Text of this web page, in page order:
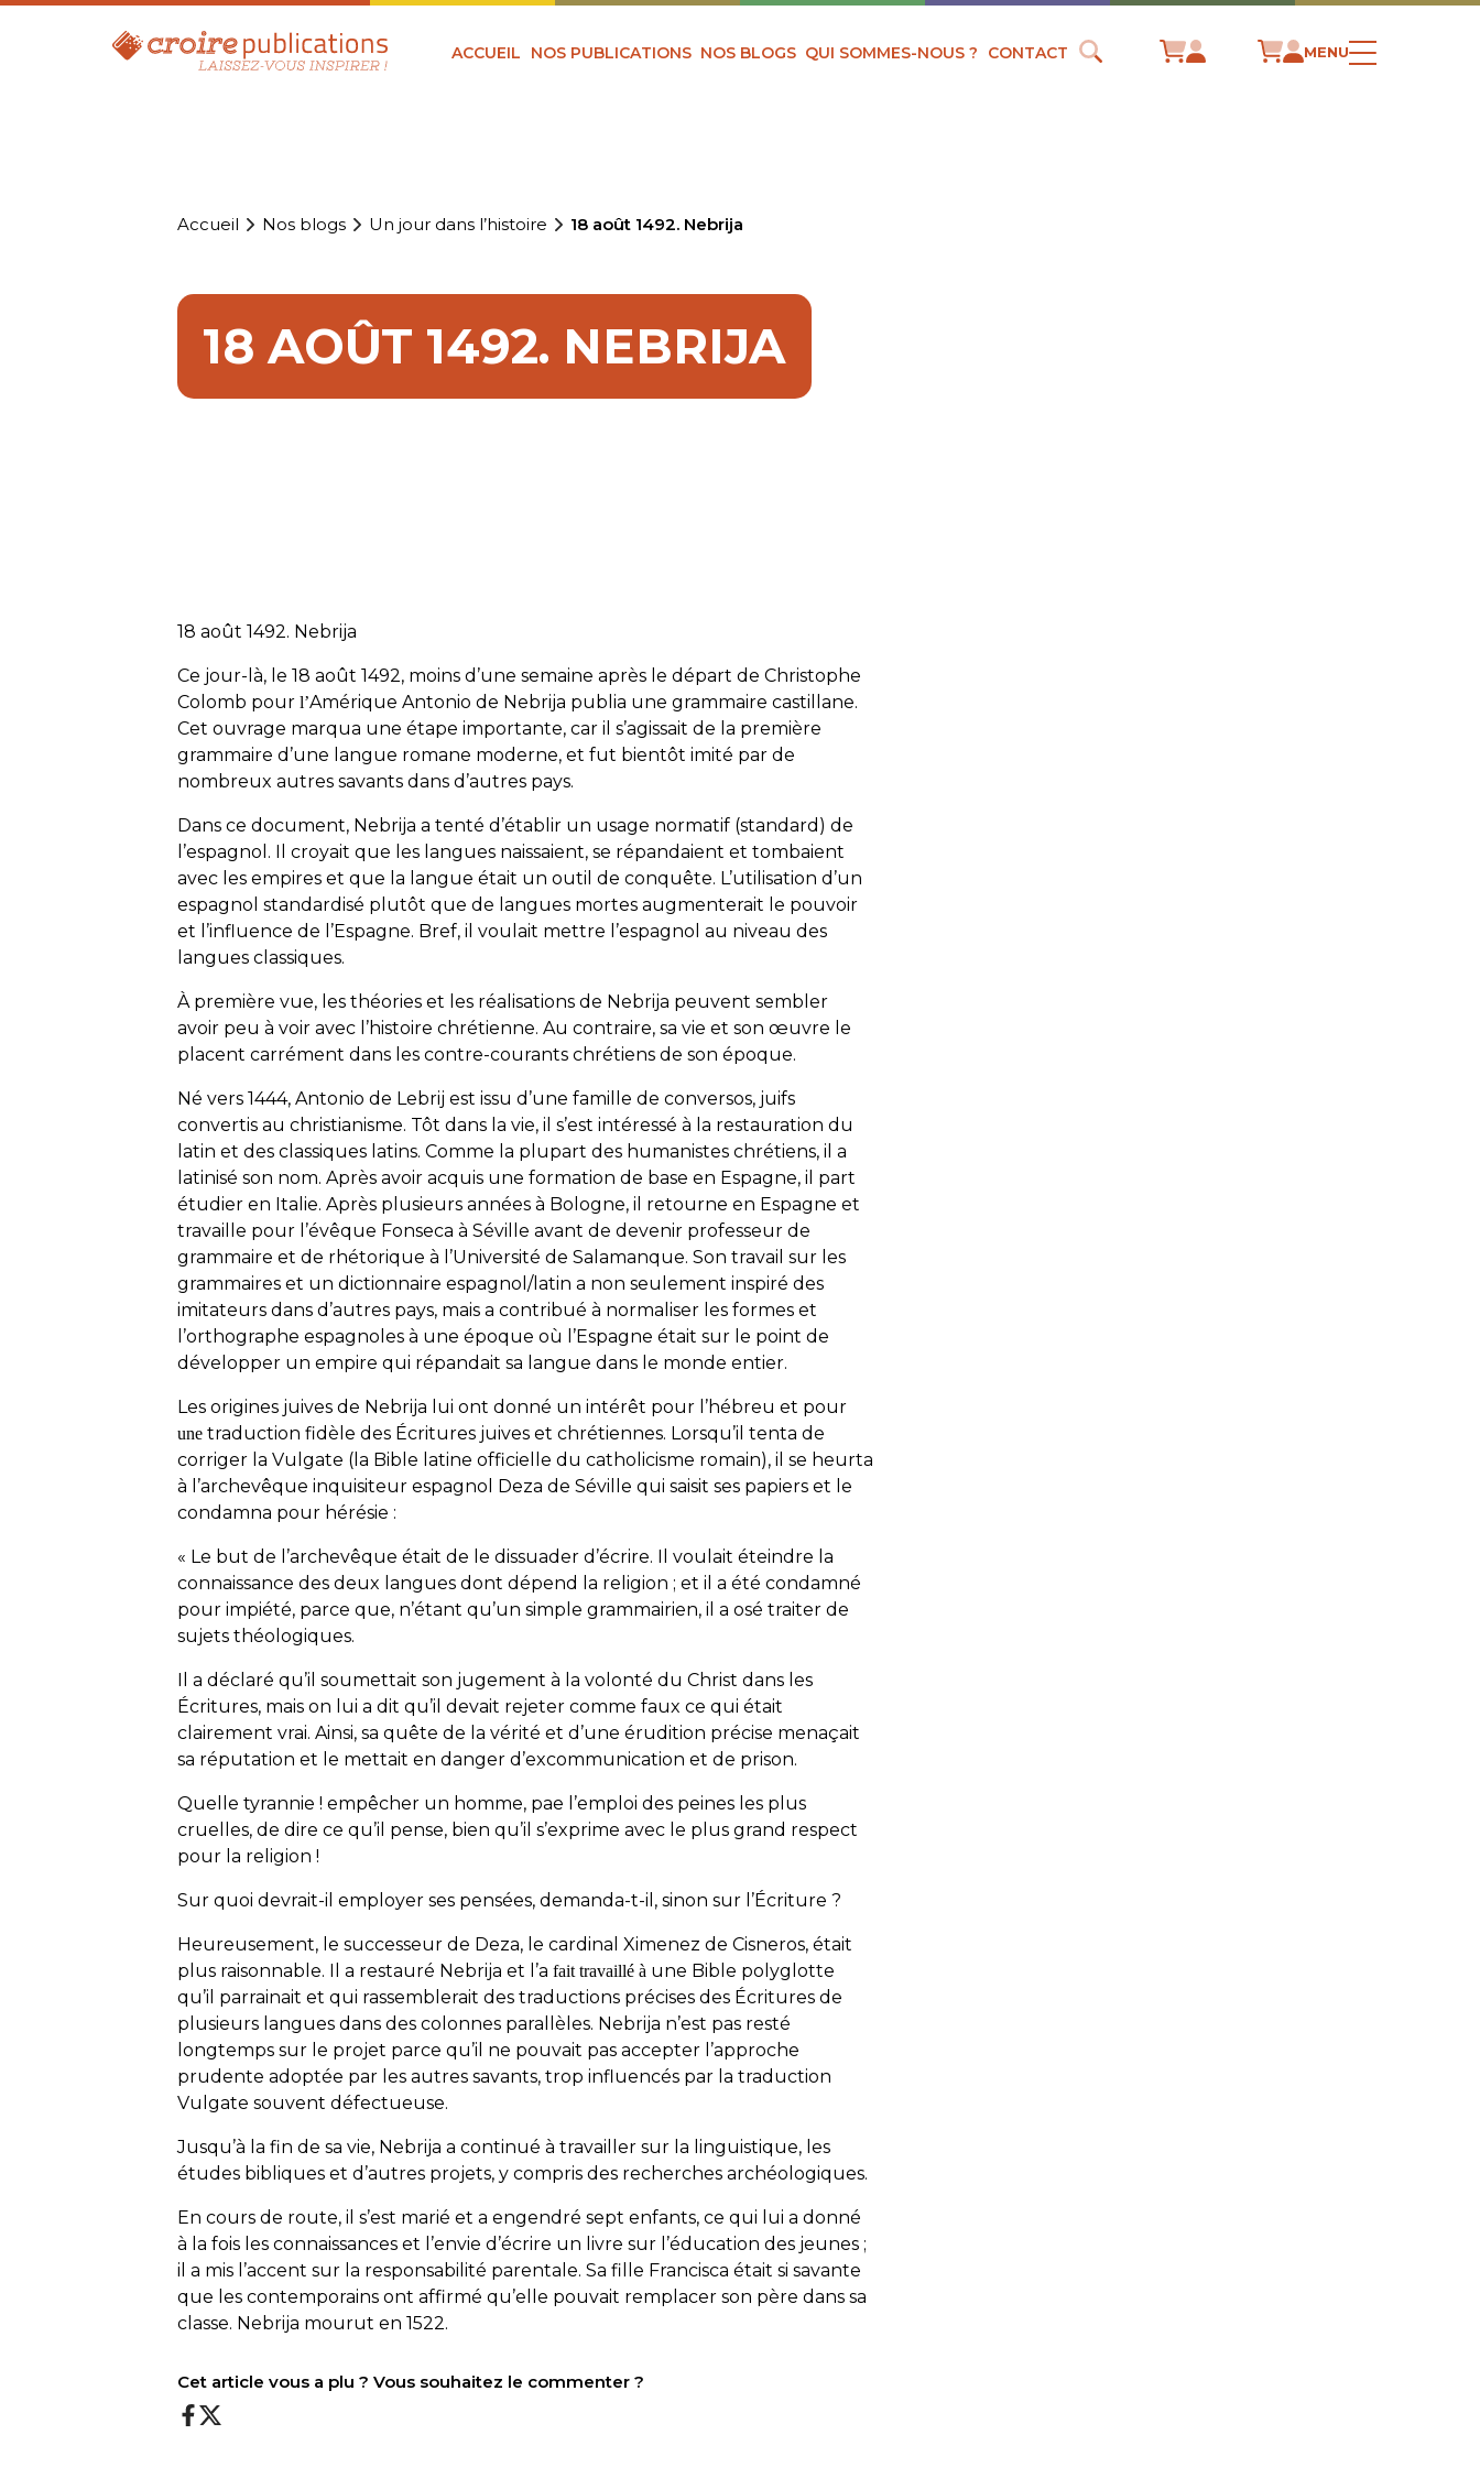
ACCUEIL NOS PUBLICATIONS NOS BLOGS QUI SOMMES-NOUS ? CONTACT MENU
Accueil Nos blogs Un jour dans l’histoire 18 août 1492. Nebrija
18 AOÛT 1492. NEBRIJA
18 août 1492. Nebrija
Ce jour-là, le 18 août 1492, moins d’une semaine après le départ de Christophe
Colomb pourl’Amérique Antonio de Nebrija publia une grammaire castillane.
Cet ouvrage marqua une étape importante, car il s’agissait de la première
grammaire d’une langue romane moderne, et fut bientôt imité par de
nombreux autres savants dans d’autres pays.
Dans ce document, Nebrija a tenté d’établir un usage normatif (standard) de
l’espagnol. Il croyait que les langues naissaient, se répandaient et tombaient
avec les empires et que la langue était un outil de conquête. L’utilisation d’un
espagnol standardisé plutôt que de langues mortes augmenterait le pouvoir
et l’influence de l’Espagne. Bref, il voulait mettre l’espagnol au niveau des
langues classiques.
À première vue, les théories et les réalisations de Nebrija peuvent sembler
avoir peu à voir avec l’histoire chrétienne. Au contraire, sa vie et son œuvre le
placent carrément dans les contre-courants chrétiens de son époque.
Né vers 1444, Antonio de Lebrij est issu d’une famille de conversos, juifs
convertis au christianisme. Tôt dans la vie, il s’est intéressé à la restauration du
latin et des classiques latins. Comme la plupart des humanistes chrétiens, il a
latinisé son nom. Après avoir acquis une formation de base en Espagne, il part
étudier en Italie. Après plusieurs années à Bologne, il retourne en Espagne et
travaille pour l’évêque Fonseca à Séville avant de devenir professeur de
grammaire et de rhétorique à l’Université de Salamanque. Son travail sur les
grammaires et un dictionnaire espagnol/latin a non seulement inspiré des
imitateurs dans d’autres pays, mais a contribué à normaliser les formes et
l’orthographe espagnoles à une époque où l’Espagne était sur le point de
développer un empire qui répandait sa langue dans le monde entier.
Les origines juives de Nebrija lui ont donné un intérêt pour l’hébreu et pour
une traduction fidèle des Écritures juives et chrétiennes. Lorsqu’il tenta de
corriger la Vulgate (la Bible latine officielle du catholicisme romain), il se heurta
à l’archevêque inquisiteur espagnol Deza de Séville qui saisit ses papiers et le
condamna pour hérésie :
« Le but de l’archevêque était de le dissuader d’écrire. Il voulait éteindre la
connaissance des deux langues dont dépend la religion ; et il a été condamné
pour impiété, parce que, n’étant qu’un simple grammairien, il a osé traiter de
sujets théologiques.
Il a déclaré qu’il soumettait son jugement à la volonté du Christ dans les
Écritures, mais on lui a dit qu’il devait rejeter comme faux ce qui était
clairement vrai. Ainsi, sa quête de la vérité et d’une érudition précise menaçait
sa réputation et le mettait en danger d’excommunication et de prison.
Quelle tyrannie ! empêcher un homme, pae l’emploi des peines les plus
cruelles, de dire ce qu’il pense, bien qu’il s’exprime avec le plus grand respect
pour la religion !
Sur quoi devrait-il employer ses pensées, demanda-t-il, sinon sur l’Écriture ?
Heureusement, le successeur de Deza, le cardinal Ximenez de Cisneros, était
plus raisonnable. Il a restauré Nebrija et l’afait travaillé à une Bible polyglotte
qu’il parrainait et qui rassemblerait des traductions précises des Écritures de
plusieurs langues dans des colonnes parallèles. Nebrija n’est pas resté
longtemps sur le projet parce qu’il ne pouvait pas accepter l’approche
prudente adoptée par les autres savants, trop influencés par la traduction
Vulgate souvent défectueuse.
Jusqu’à la fin de sa vie, Nebrija a continué à travailler sur la linguistique, les
études bibliques et d’autres projets, y compris des recherches archéologiques.
En cours de route, il s’est marié et a engendré sept enfants, ce qui lui a donné
à la fois les connaissances et l’envie d’écrire un livre sur l’éducation des jeunes ;
il a mis l’accent sur la responsabilité parentale. Sa fille Francisca était si savante
que les contemporains ont affirmé qu’elle pouvait remplacer son père dans sa
classe. Nebrija mourut en 1522.
Cet article vous a plu ? Vous souhaitez le commenter ?